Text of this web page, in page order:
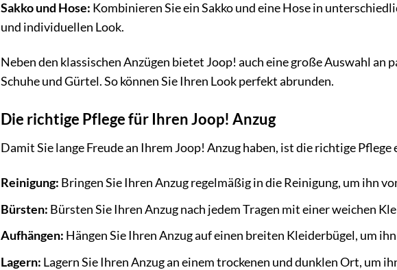
Sakko und Hose: Kombinieren Sie ein Sakko und eine Hose in
und individuellen Look.
Neben den klassischen Anzügen bietet Joop! auch eine große Auswahl an
Schuhe und Gürtel. So können Sie Ihren Look perfekt abrunden.
Die richtige Pflege für Ihren Joop! Anzug
Damit Sie lange Freude an Ihrem Joop! Anzug haben, ist die richtige
Reinigung: Bringen Sie Ihren Anzug regelmäßig in die Reinigung, um ihn
Bürsten: Bürsten Sie Ihren Anzug nach jedem Tragen mit einer weichen
Aufhängen: Hängen Sie Ihren Anzug auf einen breiten Kleiderbügel, um
Lagern: Lagern Sie Ihren Anzug an einem trockenen und dunklen Ort, um